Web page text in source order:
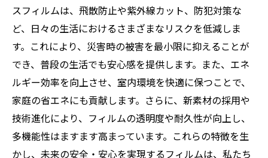
スフィルムは、飛散防止や紫外線カット、防犯対策な
ど、日々の生活におけるさまざまなリスクを低減しま
す。これにより、災害時の被害を最小限に抑えることが
でき、普段の生活でも安心感を提供します。また、エネ
ルギー効率を向上させ、室内環境を快適に保つことで、
家庭の省エネにも貢献します。さらに、新素材の採用や
技術進化により、フィルムの透明度や耐久性が向上し、
多機能性はますます高まっています。これらの特徴を生
かし、未来の安全・安心を実現するフィルムは、私たち